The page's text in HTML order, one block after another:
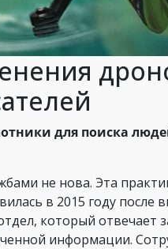
для поиска
не нова. Эта
в 2015 году после
который отвечает
информации.